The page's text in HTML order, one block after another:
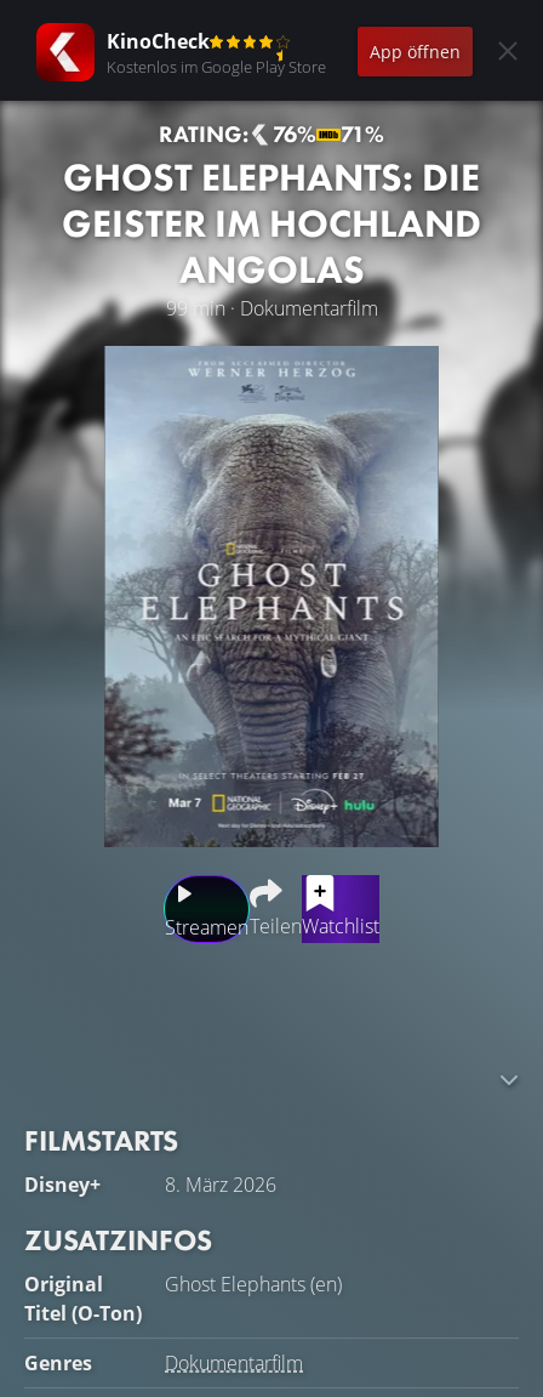
KinoCheck
Kostenlos im Google Play Store
App öffnen
RATING: 76% 71%
GHOST ELEPHANTS: DIE
GEISTER IM HOCHLAND
ANGOLAS
99 min · Dokumentarfilm
StreamenTeilenWatchlist
Regisseur Werner Herzog („Grizzly Man“) begibt sich
dem Naturschutzbiologen Dr. Steve Boyes auf eine
majestätischen und scheuen Tiere aufzuspüren.
FILMSTARTS
Disney+ 8. März 2026
ZUSATZINFOS
Original
Titel (O-Ton)
Ghost Elephants (en)
Genres
Dokumentarfilm